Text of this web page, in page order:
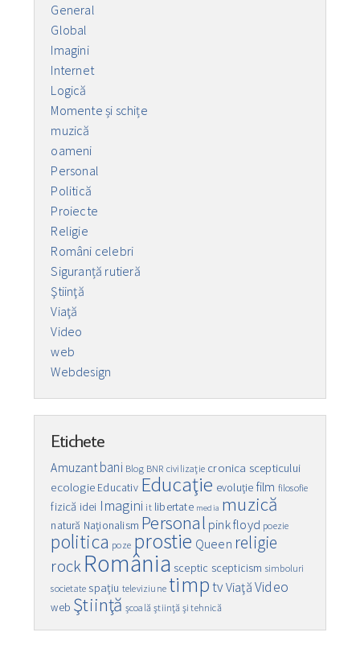
General
Global
Imagini
Internet
Logică
Momente și schițe
muzică
oameni
Personal
Politică
Proiecte
Religie
Români celebri
Siguranță rutieră
Ştiinţă
Viaţă
Video
web
Webdesign
Etichete
Amuzant bani Blog BNR civilizaţie cronica scepticului
ecologie Educativ Educaţie evoluţie film filosofie
fizică idei Imagini it libertate media muzică
natură Naţionalism Personal pink floyd poezie
politica poze prostie Queen religie
rockRomânia sceptic scepticism simboluri
societate spaţiu televiziune timptvViaţă Video
web Ştiinţă şcoală ştiinţă şi tehnică